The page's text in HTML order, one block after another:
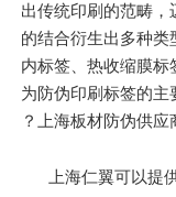
出传统印刷的范畴
的结合衍生出多种
内标签、热收缩膜
为防伪印刷标签的主
？上海板材防伪供应
上海仁翼可以提